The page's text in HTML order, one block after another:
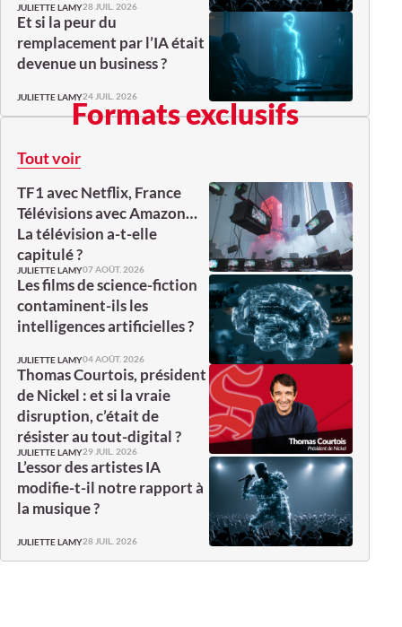
JULIETTE LAMY28 JUIL. 2026
Et si la peur du
remplacement par l’IA était
devenue un business ?
JULIETTE LAMY24 JUIL. 2026
Formats exclusifs
Tout voir
TF1 avec Netflix, France
Télévisions avec Amazon…
La télévision a-t-elle
capitulé ?
JULIETTE LAMY07 AOÛT. 2026
Les films de science-fiction
contaminent-ils les
intelligences artificielles ?
JULIETTE LAMY04 AOÛT. 2026
Thomas Courtois, président
de Nickel : et si la vraie
disruption, c’était de
résister au tout-digital ?
JULIETTE LAMY29 JUIL. 2026
L’essor des artistes IA
modifie-t-il notre rapport à
la musique ?
JULIETTE LAMY28 JUIL. 2026